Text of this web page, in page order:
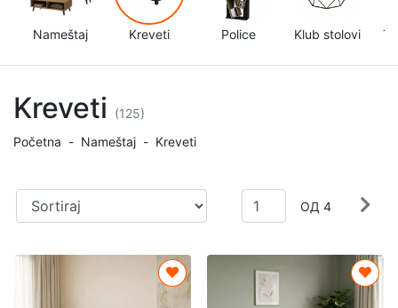
Nameštaj Kreveti Police Klub stolovi
Kreveti
(125)
Početna - Nameštaj - Kreveti
ОД 4